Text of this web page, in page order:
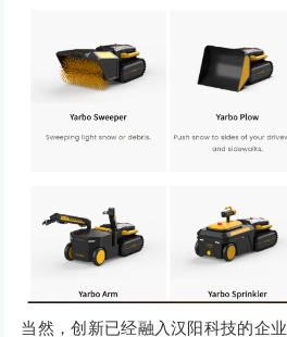
当然，创新已经融入汉阳科技的企